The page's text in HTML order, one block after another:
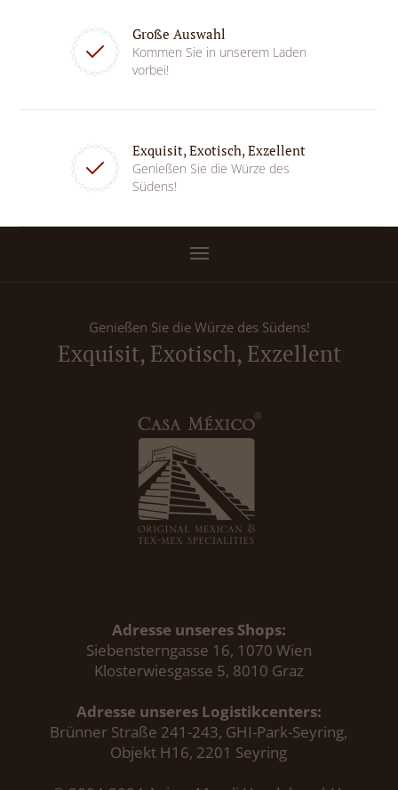
Große Auswahl
Kommen Sie in unserem Laden
vorbei!
Exquisit, Exotisch, Exzellent
Genießen Sie die Würze des
Südens!
Genießen Sie die Würze des Südens!
Exquisit, Exotisch, Exzellent
Adresse unseres Shops:
Siebensterngasse 16, 1070 Wien
Klosterwiesgasse 5, 8010 Graz
Adresse unseres Logistikcenters:
Brünner Straße 241-243, GHI-Park-Seyring,
Objekt H16, 2201 Seyring